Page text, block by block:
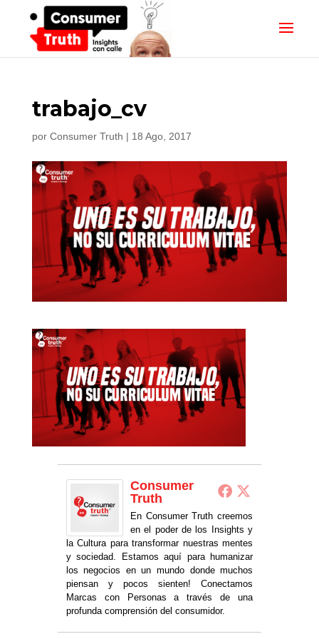
trabajo_cv
por Consumer Truth | 18 Ago, 2017
Consumer
Truth
En Consumer Truth creemos
en el poder de los Insights y
la Cultura para transformar nuestras mentes
y sociedad. Estamos aquí para humanizar
los negocios en un mundo donde muchos
piensan y pocos sienten! Conectamos
Marcas con Personas a través de una
profunda comprensión del consumidor.